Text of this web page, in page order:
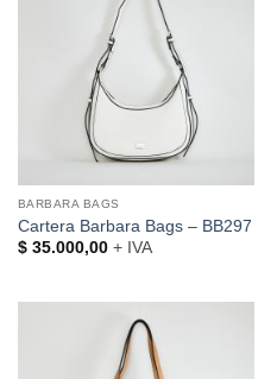
BARBARA BAGS
Cartera Barbara Bags – BB297
$35.000,00+ IVA